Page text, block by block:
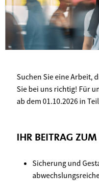
Suchen Sie eine Arbeit,
Sie bei uns richtig! Für
ab dem 01.10.2026 in
IHR BEITRAG
Sicherung und